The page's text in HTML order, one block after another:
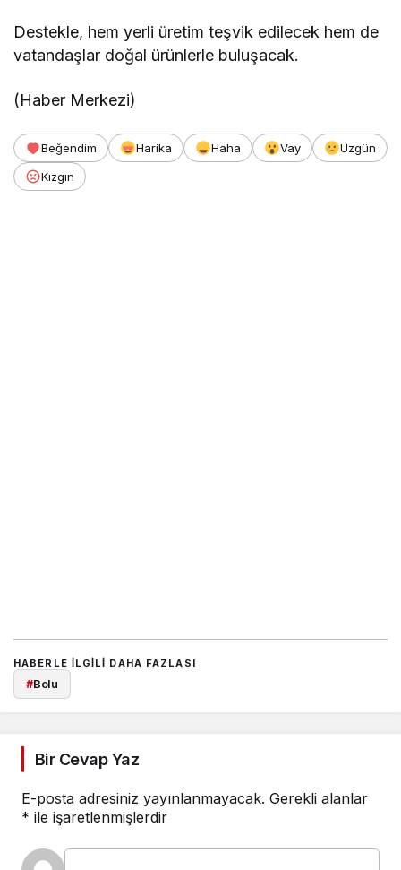
Destekle, hem yerli üretim teşvik edilecek hem de
vatandaşlar doğal ürünlerle buluşacak.
(Haber Merkezi)
Beğendim Harika Haha Vay
Üzgün
Kızgın
HABERLE ILGILI DAHA FAZLASI
#Bolu
Bir Cevap Yaz
E-posta adresiniz yayınlanmayacak. Gerekli alanlar
* ile işaretlenmişlerdir